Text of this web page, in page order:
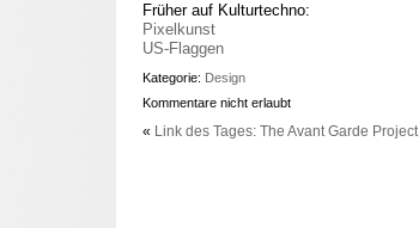
Früher auf Kulturtechno:
Pixelkunst
US-Flaggen
Kategorie: Design
Kommentare nicht erlaubt
« Link des Tages: The Avant Garde Project